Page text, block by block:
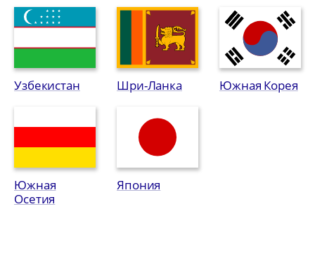
Узбекистан Шри-Ланка Южная Корея
Южная
Осетия
Япония